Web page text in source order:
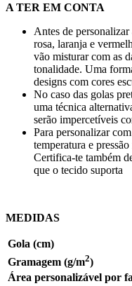
A TER EM CONTA
Antes de
rosa, laranja e
vão misturar com as
tonalidade. Uma
designs com cores
No caso das golas
uma técnica
serão impercetíveis
Para personalizar
temperatura e
Certifica-te também
que o tecido suporta
MEDIDAS
Gola (cm)
Gramagem (g/m2)
Área personalizável por